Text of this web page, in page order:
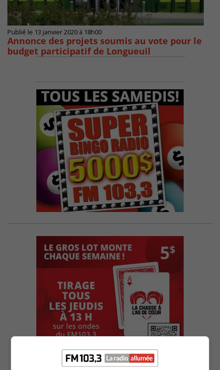
Publié le 13 janvier 2020 à 18h00
Annonce des projets soumis au vote pour le
budget participatif de Longueuil